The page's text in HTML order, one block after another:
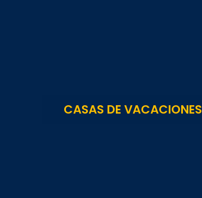
CASAS DE VACACIONES